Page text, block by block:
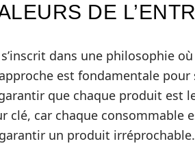
DE
dans une philosophie
est fondamentale
que chaque produit est
clé, car chaque
un produit irréprochable.